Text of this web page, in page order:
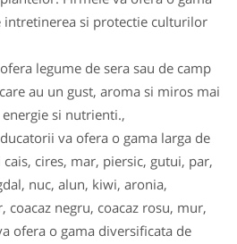
intretinerea si protectie culturilor
legume de sera sau de camp
au un gust, aroma si miros mai
si nutrienti.,
va ofera o gama larga de
cires, mar, piersic, gutui, par,
nuc, alun, kiwi, aronia,
coacaz negru, coacaz rosu, mur,
ofera o gama diversificata de